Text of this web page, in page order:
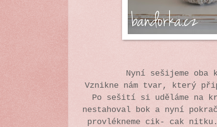
Nyní sešijeme
Vznikne nám tvar, který
Po sešití si uděláme na
nestahoval bok a nyní
provlékneme cik- cak